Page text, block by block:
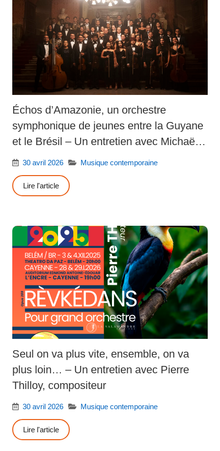
Échos d’Amazonie, un orchestre
symphonique de jeunes entre la Guyane
et le Brésil – Un entretien avec Michaëlle
Ngo Yamb Ngan
30 avril 2026 Musique contemporaine
Lire l'article
Seul on va plus vite, ensemble, on va
plus loin… – Un entretien avec Pierre
Thilloy, compositeur
30 avril 2026 Musique contemporaine
Lire l'article